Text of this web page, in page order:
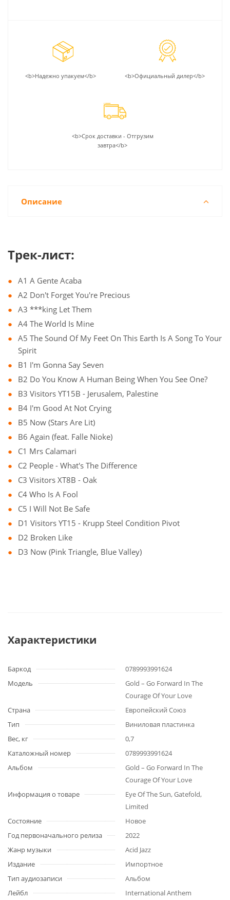
<b>Надежно упакуем</b> <b>Официальный дилер</b>
<b>Срок доставки - Отгрузим
завтра</b>
Описание
Трек-лист:
A1 A Gente Acaba
A2 Don't Forget You're Precious
A3 ***king Let Them
A4 The World Is Mine
A5 The Sound Of My Feet On This Earth Is A Song To Your
Spirit
B1 I'm Gonna Say Seven
B2 Do You Know A Human Being When You See One?
B3 Visitors YT15B - Jerusalem, Palestine
B4 I'm Good At Not Crying
B5 Now (Stars Are Lit)
B6 Again (feat. Falle Nioke)
C1 Mrs Calamari
C2 People - What's The Difference
C3 Visitors XT8B - Oak
C4 Who Is A Fool
C5 I Will Not Be Safe
D1 Visitors YT15 - Krupp Steel Condition Pivot
D2 Broken Like
D3 Now (Pink Triangle, Blue Valley)
Характеристики
Баркод
0789993991624
Модель
Gold – Go Forward In The
Courage Of Your Love
Страна
Европейский Союз
Тип
Виниловая пластинка
Вес, кг
0,7
Каталожный номер
0789993991624
Альбом
Gold – Go Forward In The
Courage Of Your Love
Информация о товаре
Eye Of The Sun, Gatefold,
Limited
Состояние
Новое
Год первоначального релиза
2022
Жанр музыки
Acid Jazz
Издание
Импортное
Тип аудиозаписи
Альбом
Лейбл
International Anthem